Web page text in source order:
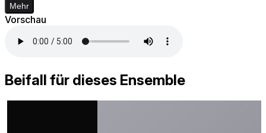
Mehr
Vorschau
Beifall für dieses Ensemble